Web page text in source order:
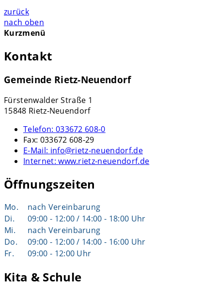
zurück
nach oben
Kurzmenü
Kontakt
Gemeinde Rietz-Neuendorf
Fürstenwalder Straße 1
15848 Rietz-Neuendorf
Telefon: 033672 608-0
Fax: 033672 608-29
E-Mail: info@rietz-neuendorf.de
Internet:www.rietz-neuendorf.de
Öffnungszeiten
Mo.
nach Vereinbarung
Di.
09:00 - 12:00 / 14:00 - 18:00 Uhr
Mi.
nach Vereinbarung
Do.
09:00 - 12:00 / 14:00 - 16:00 Uhr
Fr.
09:00 - 12:00 Uhr
Kita & Schule